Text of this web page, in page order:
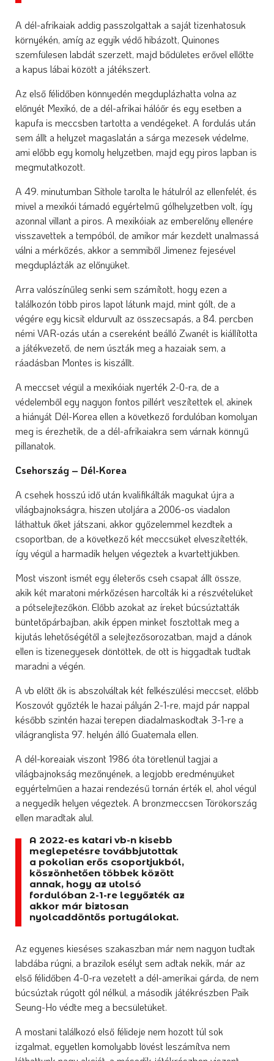
A dél-afrikaiak addig passzolgattak a saját tizenhatosuk
környékén, amíg az egyik védő hibázott, Quinones
szemfülesen labdát szerzett, majd bődületes erővel ellőtte
a kapus lábai között a játékszert.
Az első félidőben könnyedén megduplázhatta volna az
előnyét Mexikó, de a dél-afrikai hálóőr és egy esetben a
kapufa is meccsben tartotta a vendégeket. A fordulás után
sem állt a helyzet magaslatán a sárga mezesek védelme,
ami előbb egy komoly helyzetben, majd egy piros lapban is
megmutatkozott.
A 49. minutumban Sithole tarolta le hátulról az ellenfelét, és
mivel a mexikói támadó egyértelmű gólhelyzetben volt, így
azonnal villant a piros. A mexikóiak az emberelőny ellenére
visszavettek a tempóból, de amikor már kezdett unalmassá
válni a mérkőzés, akkor a semmiből Jimenez fejesével
megduplázták az előnyüket.
Arra valószínűleg senki sem számított, hogy ezen a
találkozón több piros lapot látunk majd, mint gólt, de a
végére egy kicsit eldurvult az összecsapás, a 84. percben
némi VAR-ozás után a csereként beálló Zwanét is kiállította
a játékvezető, de nem úszták meg a hazaiak sem, a
ráadásban Montes is kiszállt.
A meccset végül a mexikóiak nyerték 2-0-ra, de a
védelemből egy nagyon fontos pillért veszítettek el, akinek
a hiányát Dél-Korea ellen a következő fordulóban komolyan
meg is érezhetik, de a dél-afrikaiakra sem várnak könnyű
pillanatok.
Csehország – Dél-Korea
A csehek hosszú idő után kvalifikálták magukat újra a
világbajnokságra, hiszen utoljára a 2006-os viadalon
láthattuk őket játszani, akkor győzelemmel kezdtek a
csoportban, de a következő két meccsüket elveszítették,
így végül a harmadik helyen végeztek a kvartettjükben.
Most viszont ismét egy életerős cseh csapat állt össze,
akik két maratoni mérkőzésen harcolták ki a részvételüket
a pótselejtezőkön. Előbb azokat az íreket búcsúztatták
büntetőpárbajban, akik éppen minket fosztottak meg a
kijutás lehetőségétől a selejtezősorozatban, majd a dánok
ellen is tizenegyesek döntöttek, de ott is higgadtak tudtak
maradni a végén.
A vb előtt ők is abszolváltak két felkészülési meccset, előbb
Koszovót győzték le hazai pályán 2-1-re, majd pár nappal
később szintén hazai terepen diadalmaskodtak 3-1-re a
világranglista 97. helyén álló Guatemala ellen.
A dél-koreaiak viszont 1986 óta töretlenül tagjai a
világbajnokság mezőnyének, a legjobb eredményüket
egyértelműen a hazai rendezésű tornán érték el, ahol végül
a negyedik helyen végeztek. A bronzmeccsen Törökország
ellen maradtak alul.
A 2022-es katari vb-n kisebb
meglepetésre továbbjutottak
a pokolian erős csoportjukból,
köszönhetően többek között
annak, hogy az utolsó
fordulóban 2-1-re legyőzték az
akkor már biztosan
nyolcaddöntős portugálokat.
Az egyenes kieséses szakaszban már nem nagyon tudtak
labdába rúgni, a brazilok esélyt sem adtak nekik, már az
első félidőben 4-0-ra vezetett a dél-amerikai gárda, de nem
búcsúztak rúgott gól nélkül, a második játékrészben Paik
Seung-Ho védte meg a becsületüket.
A mostani találkozó első félideje nem hozott túl sok
izgalmat, egyetlen komolyabb lövést leszámítva nem